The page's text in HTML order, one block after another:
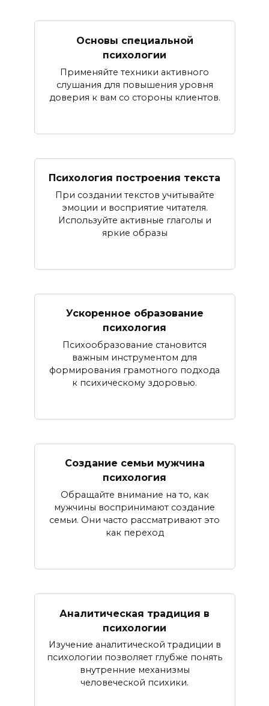
Основы специальной
психологии
Применяйте техники активного
слушания для повышения уровня
доверия к вам со стороны клиентов.
Психология построения текста
При создании текстов учитывайте
эмоции и восприятие читателя.
Используйте активные глаголы и
яркие образы
Ускоренное образование
психология
Психообразование становится
важным инструментом для
формирования грамотного подхода
к психическому здоровью.
Создание семьи мужчина
психология
Обращайте внимание на то, как
мужчины воспринимают создание
семьи. Они часто рассматривают это
как переход
Аналитическая традиция в
психологии
Изучение аналитической традиции в
психологии позволяет глубже понять
внутренние механизмы
человеческой психики.